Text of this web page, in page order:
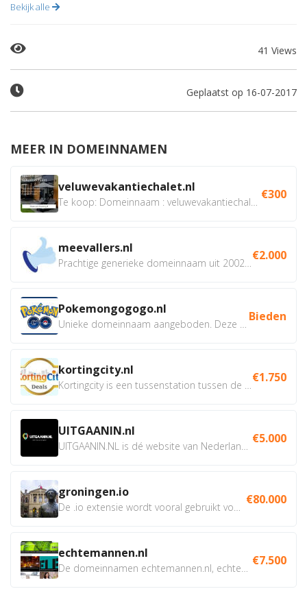
Bekijk alle
41 Views
Geplaatst op 16-07-2017
MEER IN DOMEINNAMEN
veluwevakantiechalet.nl €300
meevallers.nl €2.000
Pokemongogogo.nl Bieden
kortingcity.nl €1.750
UITGAANIN.nl €5.000
groningen.io €80.000
echtemannen.nl €7.500